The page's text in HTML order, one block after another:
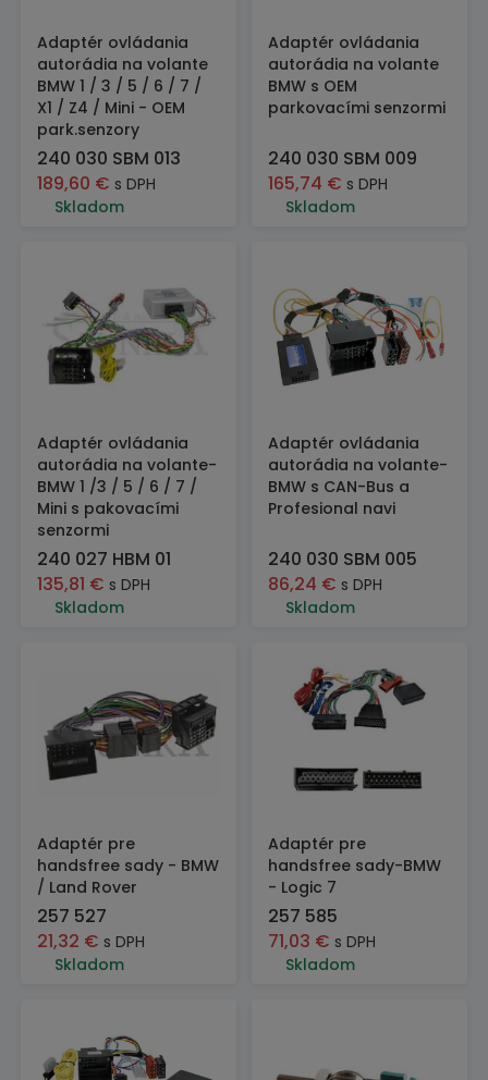
Adaptér ovládania
autorádia na volante
BMW 1 / 3 / 5 / 6 / 7 /
X1 / Z4 / Mini - OEM
park.senzory
240 030 SBM 013
189,60 € s DPH
Skladom
Adaptér ovládania
autorádia na volante
BMW s OEM
parkovacími senzormi
240 030 SBM 009
165,74 € s DPH
Skladom
Adaptér ovládania
autorádia na volante-
BMW 1 /3 / 5 / 6 / 7 /
Mini s pakovacími
senzormi
240 027 HBM 01
135,81 € s DPH
Skladom
Adaptér ovládania
autorádia na volante-
BMW s CAN-Bus a
Profesional navi
240 030 SBM 005
86,24 € s DPH
Skladom
Adaptér pre
handsfree sady - BMW
/ Land Rover
257 527
21,32 € s DPH
Skladom
Adaptér pre
handsfree sady-BMW
- Logic 7
257 585
71,03 € s DPH
Skladom